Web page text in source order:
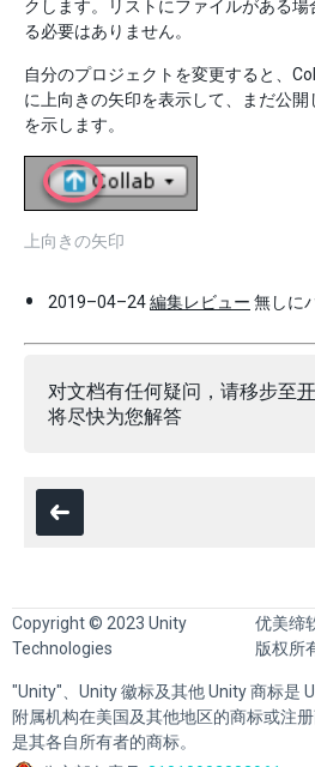
クします。リストにファイルがある
る必要はありません。
自分のプロジェクトを変更すると、
に上向きの矢印を表示して、まだ公
を示します。
上向きの矢印
2019–04–24編集レビュー 無しに
对文档有任何疑问，请移步至
将尽快为您解答
Copyright © 2023 Unity
Technologies
优美缔
版权所
"Unity"、Unity 徽标及其他 Unity 商标是
附属机构在美国及其他地区的商标或注
是其各自所有者的商标。